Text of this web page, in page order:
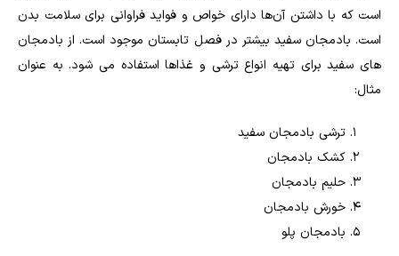
است که با داشتن آن‌ها دارای خواص و فواید فراوانی برای سلامت بدن
است. بادمجان سفید بیشتر در فصل تابستان موجود است. از بادمجان
های سفید برای تهیه انواع ترشی و غذاها استفاده می شود. به عنوان
مثال:
ترشی بادمجان سفید
کشک بادمجان
حلیم بادمجان
خورش بادمجان
بادمجان پلو